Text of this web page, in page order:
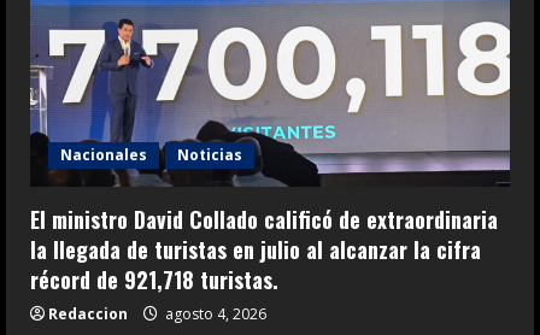
Nacionales Noticias
El ministro David Collado calificó de extraordinaria
la llegada de turistas en julio al alcanzar la cifra
récord de 921,718 turistas.
Redaccion agosto 4, 2026